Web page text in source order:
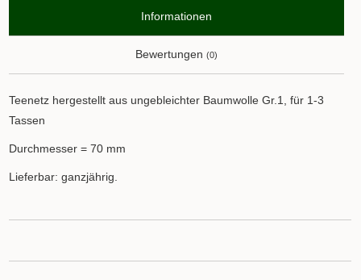
Informationen
Bewertungen (0)
Teenetz hergestellt aus ungebleichter Baumwolle Gr.1, für 1-3
Tassen
Durchmesser = 70 mm
Lieferbar: ganzjährig.